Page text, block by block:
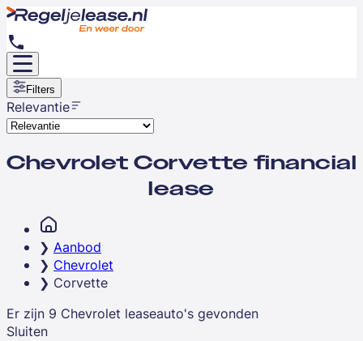
Filters
Relevantie
Chevrolet Corvette financial
lease
Aanbod
Chevrolet
Corvette
Er zijn 9 Chevrolet leaseauto's gevonden
Sluiten